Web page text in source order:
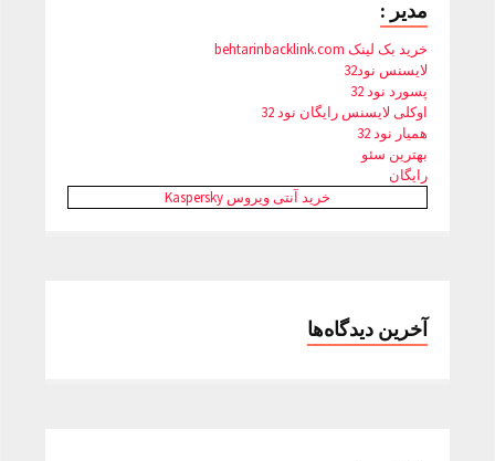
مدیر :
خرید بک لینک behtarinbacklink.com
لایسنس نود32
پسورد نود 32
اوکلی لایسنس رایگان نود 32
همیار نود 32
بهترین سئو
رایگان
خرید آنتی ویروس Kaspersky
آخرین دیدگاه‌ها